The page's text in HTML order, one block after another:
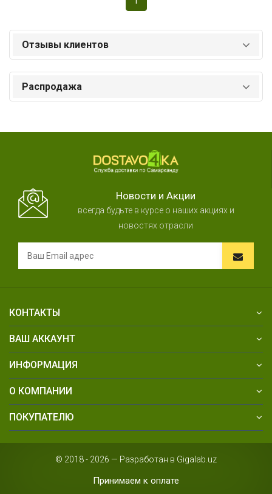
Отзывы клиентов
Распродажа
Новости и Акции
всегда будьте в курсе о наших акциях и
новостях отрасли
КОНТАКТЫ
ВАШ АККАУНТ
ИНФОРМАЦИЯ
О КОМПАНИИ
ПОКУПАТЕЛЮ
© 2018 - 2026 — Разработан в Gigalab.uz
Принимаем к оплате